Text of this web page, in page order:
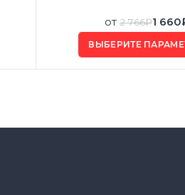
от 2 766₽1 660
ВЫБЕРИТЕ